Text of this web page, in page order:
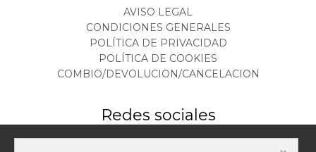
AVISO LEGAL
CONDICIONES GENERALES
POLÍTICA DE PRIVACIDAD
POLÍTICA DE COOKIES
COMBIO/DEVOLUCION/CANCELACION
Redes sociales
Este sitio web almacena datos como cookies para habilitar la funcionalidad